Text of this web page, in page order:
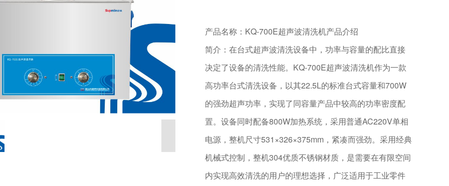
产品名称：KQ-700E超声波清洗机产品介绍
简介：在台式超声波清洗设备中，功率与容量的配比直接
决定了设备的清洗性能。KQ-700E超声波清洗机作为一款
高功率台式清洗设备，以其22.5L的标准台式容量和700W
的强劲超声功率，实现了同容量产品中较高的功率密度配
置。设备同时配备800W加热系统，采用普通AC220V单相
电源，整机尺寸531×326×375mm，紧凑而强劲。采用经典
机械式控制，整机304优质不锈钢材质，是需要在有限空间
内实现高效清洗的用户的理想选择，广泛适用于工业零件